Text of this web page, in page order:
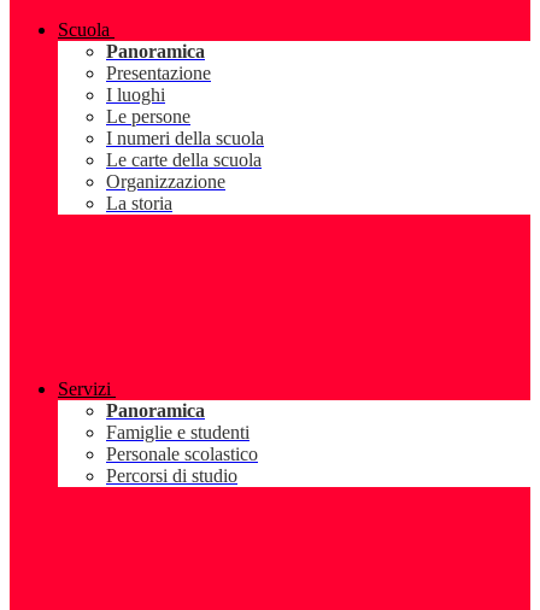
Scuola
Panoramica
Presentazione
I luoghi
Le persone
I numeri della scuola
Le carte della scuola
Organizzazione
La storia
Servizi
Panoramica
Famiglie e studenti
Personale scolastico
Percorsi di studio